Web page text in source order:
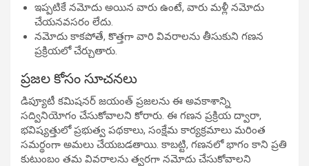
ఇప్పటికే నమోదు అయిన వారు ఉంటే, వారు మళ్లీ నమోదు
చేయనవసరం లేదు.
నమోదు కాకపోతే, కొత్తగా వారి వివరాలను తీసుకుని గణన
ప్రక్రియలో చేర్చుతారు.
ప్రజల కోసం సూచనలు
డిప్యూటీ కమిషనర్ జయంత్ ప్రజలను ఈ అవకాశాన్ని
సద్వినియోగం చేసుకోవాలని కోరారు. ఈ గణన ప్రక్రియ ద్వారా,
భవిష్యత్తులో ప్రభుత్వ పథకాలు, సంక్షేమ కార్యక్రమాలు మరింత
సమర్థంగా అమలు చేయబడతాయి. కాబట్టి, గణనలో భాగం కాని ప్రతి
కుటుంబం తమ వివరాలను త్వరగా నమోదు చేసుకోవాలని